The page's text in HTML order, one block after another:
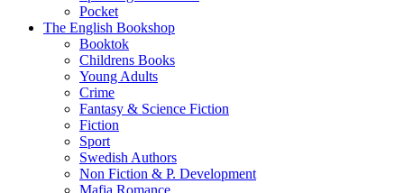
Pocket
The English Bookshop
Booktok
Childrens Books
Young Adults
Crime
Fantasy & Science Fiction
Fiction
Sport
Swedish Authors
Non Fiction & P. Development
Mafia Romance